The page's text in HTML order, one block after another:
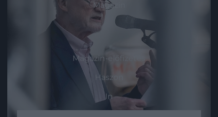
Magazin
HG MEDIA
Magazin-előfizetés
Haszon
In